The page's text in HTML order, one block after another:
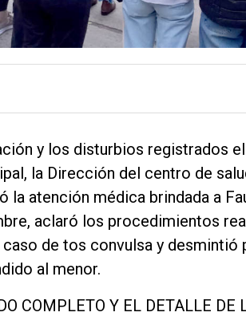
y los disturbios registrados
la Dirección del centro de
la atención médica brindada a
aclaró los procedimientos
de tos convulsa y desmintió
al menor.
COMPLETO Y EL DETALLE